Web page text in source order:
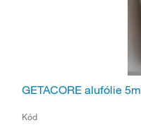
GETACORE alufólie 5m
Kód